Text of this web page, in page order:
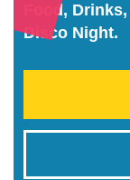
Food,
Disco Night.